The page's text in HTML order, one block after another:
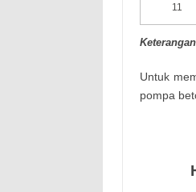
11
Keterangan
Untuk
pompa